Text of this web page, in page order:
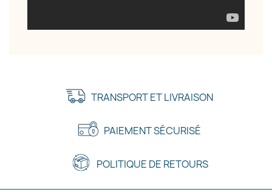
TRANSPORT ET LIVRAISON
PAIEMENT SÉCURISÉ
POLITIQUE DE RETOURS